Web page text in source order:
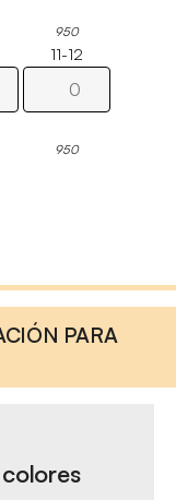
950
11-12
950
PARA